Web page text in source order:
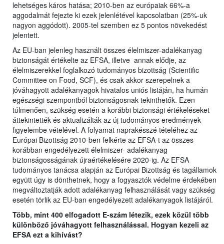
lehetséges káros hatása; 2010-ben az európaiak 66%-a
aggodalmát fejezte ki ezek jelenlétével kapcsolatban (25%-uk
nagyon aggódott). 2005-tel szemben ez 5 pontos növekedést
jelentett.
Az EU-ban jelenleg használt összes élelmiszer-adalékanyag
biztonságát értékelte az EFSA, illetve annak elődje, az
élelmiszerekkel foglalkozó tudományos bizottság (Scientific
Committee on Food, SCF), és csak akkor szerepelnek a
jóváhagyott adalékanyagok hivatalos uniós listáján, ha humán
egészségi szempontból biztonságosnak tekinthetők. Ezen
túlmenően, szükség esetén a korábbi biztonsági értékeléseket
áttekintették és aktualizálták az új tudományos eredmények
figyelembe vételével. A folyamat naprakésszé tételéhez az
Európai Bizottság 2010-ben felkérte az EFSA-t az összes
korábban engedélyezett élelmiszer- adalékanyag
biztonságosságának újraértékelésére 2020-ig. Az EFSA
tudományos tanácsa alapján az Európai Bizottság és tagállamok
együtt úgy is dönthetnek, hogy a fogyasztók védelme érdekében
megváltoztatják adott adalékanyag felhasználását vagy szükség
esetén törlik az EU-ban engedélyezett adalékanyagok listájáról.
Több, mint 400 elfogadott E-szám létezik, ezek közül több
különböző jóváhagyott felhasználással. Hogyan kezeli az
EFSA ezt a kihívást?